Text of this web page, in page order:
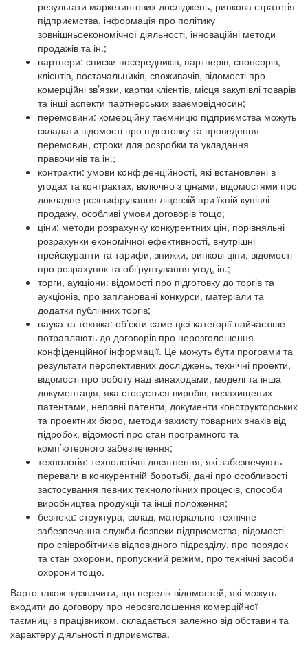
результати маркетингових досліджень, ринкова стратегія
підприємства, інформація про політику
зовнішньоекономічної діяльності, інноваційні методи
продажів та ін.;
партнери: списки посередників, партнерів, спонсорів,
клієнтів, постачальників, споживачів, відомості про
комерційні зв’язки, картки клієнтів, місця закупівлі товарів
та інші аспекти партнерських взаємовідносин;
перемовини: комерційну таємницю підприємства можуть
складати відомості про підготовку та проведення
перемовин, строки для розробки та укладання
правочинів та ін.;
контракти: умови конфіденційності, які встановлені в
угодах та контрактах, включно з цінами, відомостями про
докладне розшифрування ліцензій при їхній купівлі-
продажу, особливі умови договорів тощо;
ціни: методи розрахунку конкурентних цін, порівняльні
розрахунки економічної ефективності, внутрішні
прейскуранти та тарифи, знижки, ринкові ціни, відомості
про розрахунок та обґрунтування угод, ін.;
торги, аукціони: відомості про підготовку до торгів та
аукціонів, про заплановані конкурси, матеріали та
додатки публічних торгів;
наука та техніка: об’єкти саме цієї категорії найчастіше
потрапляють до договорів про нерозголошення
конфіденційної інформації. Це можуть бути програми та
результати перспективних досліджень, технічні проекти,
відомості про роботу над винаходами, моделі та інша
документація, яка стосується виробів, незахищених
патентами, неповні патенти, документи конструкторських
та проектних бюро, методи захисту товарних знаків від
підробок, відомості про стан програмного та
комп’ютерного забезпечення;
технологія: технологічні досягнення, які забезпечують
переваги в конкурентній боротьбі, дані про особливості
застосування певних технологічних процесів, способи
виробництва продукції та інші положення;
безпека: структура, склад, матеріально-технічне
забезпечення служби безпеки підприємства, відомості
про співробітників відповідного підрозділу, про порядок
та стан охорони, пропускний режим, про технічні засоби
охорони тощо.
Варто також відзначити, що перелік відомостей, які можуть
входити до договору про нерозголошення комерційної
таємниці з працівником, складається залежно від обставин та
характеру діяльності підприємства.